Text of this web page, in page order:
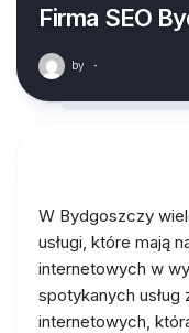
Firma SEO
by ·
W Bydgoszczy
usługi, które mają
internetowych w
spotykanych usług
internetowych,